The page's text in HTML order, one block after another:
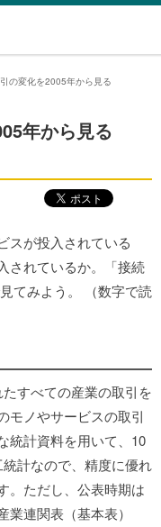
の変化を2005年から見る
年から見る
スが投入されている
されているか。「接続
てみよう。 （数字で読
すべての産業の取引を
モノやサービスの取引
統計資料を用いて、10
計なので、精度に優れ
。ただし、公表時期は
連関表（基本表）